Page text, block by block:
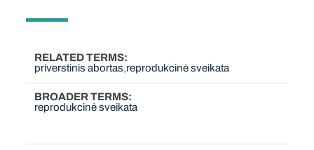
RELATED TERMS
priverstinis abortas reprodukcinė sveikata
BROADER TERMS
reprodukcinė sveikata